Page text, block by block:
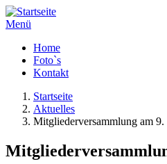
Menü
Home
Foto`s
Kontakt
Startseite
Aktuelles
Mitgliederversammlung am